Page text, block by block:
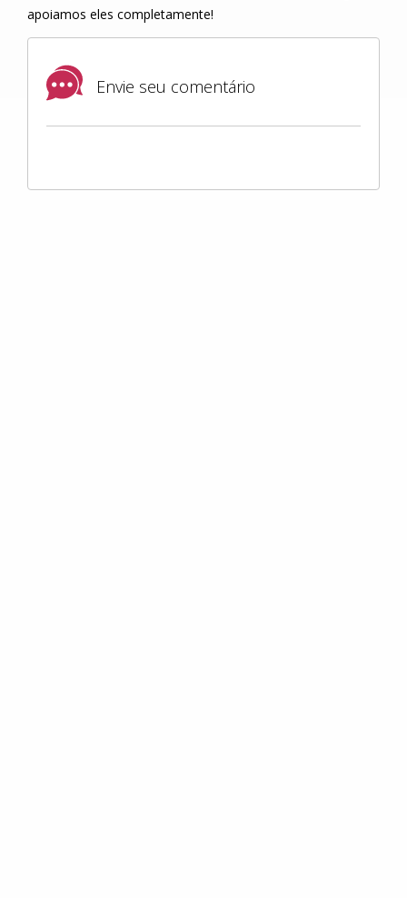
apoiamos eles completamente!
Envie seu comentário